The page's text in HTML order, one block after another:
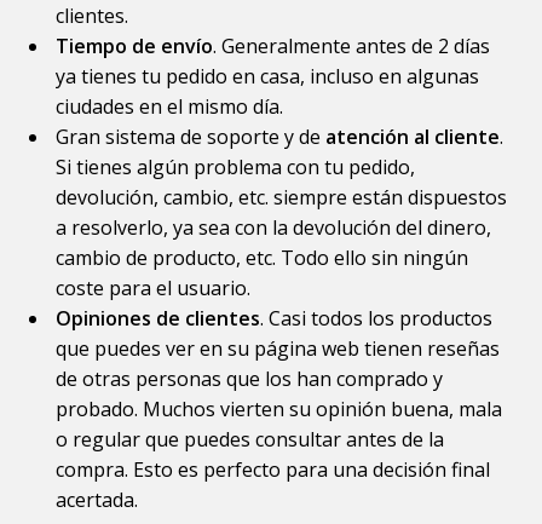
clientes.
Tiempo de envío. Generalmente antes de 2 días
ya tienes tu pedido en casa, incluso en algunas
ciudades en el mismo día.
Gran sistema de soporte y de atención al cliente.
Si tienes algún problema con tu pedido,
devolución, cambio, etc. siempre están dispuestos
a resolverlo, ya sea con la devolución del dinero,
cambio de producto, etc. Todo ello sin ningún
coste para el usuario.
Opiniones de clientes. Casi todos los productos
que puedes ver en su página web tienen reseñas
de otras personas que los han comprado y
probado. Muchos vierten su opinión buena, mala
o regular que puedes consultar antes de la
compra. Esto es perfecto para una decisión final
acertada.